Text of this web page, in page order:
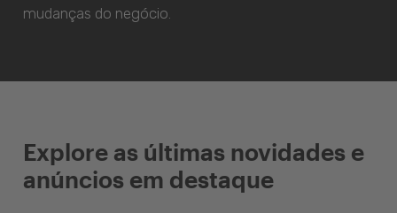
mudanças do negócio.
Explore as últimas novidades e
anúncios em destaque